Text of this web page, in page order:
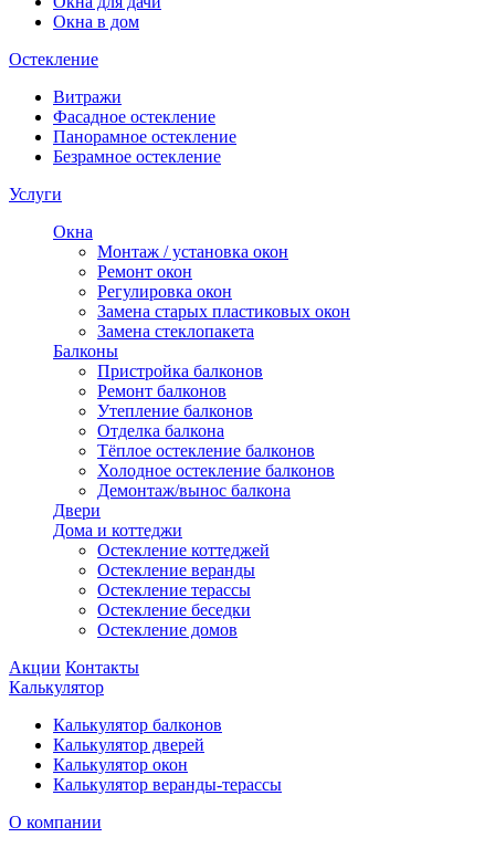
Окна в дом
Остекление
Витражи
Фасадное остекление
Панорамное остекление
Безрамное остекление
Услуги
Окна
Монтаж / установка окон
Ремонт окон
Регулировка окон
Замена старых пластиковых окон
Замена стеклопакета
Балконы
Пристройка балконов
Ремонт балконов
Утепление балконов
Отделка балкона
Тёплое остекление балконов
Холодное остекление балконов
Демонтаж/вынос балкона
Двери
Дома и коттеджи
Остекление коттеджей
Остекление веранды
Остекление терассы
Остекление беседки
Остекление домов
Акции Контакты
Калькулятор
Калькулятор балконов
Калькулятор дверей
Калькулятор окон
Калькулятор веранды-терассы
О компании